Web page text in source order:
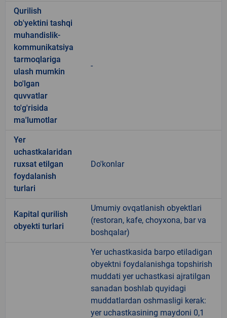
Qurilish
ob'yektini tashqi
muhandislik-
kommunikatsiya
tarmoqlariga
ulash mumkin
bo'lgan
quvvatlar
to'g'risida
ma'lumotlar
-
Yer
uchastkalaridan
ruxsat etilgan
foydalanish
turlari
Do'konlar
Kapital qurilish
obyekti turlari
Umumiy ovqatlanish obyektlari
(restoran, kafe, choyxona, bar va
boshqalar)
Yer uchastkasida barpo etiladigan
obyektni foydalanishga topshirish
muddati yer uchastkasi ajratilgan
sanadan boshlab quyidagi
muddatlardan oshmasligi kerak:
yer uchastkasining maydoni 0,1